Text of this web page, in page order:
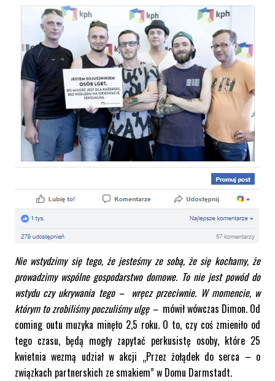
Nie wstydzimy się tego, że jesteśmy ze sobą, że się kochamy, że
prowadzimy wspólne gospodarstwo domowe. To nie jest powód do
wstydu czy ukrywania tego – wręcz przeciwnie. W momencie, w
którym to zrobiliśmy poczuliśmy ulgę – mówił wówczas Dimon. Od
coming outu muzyka minęło 2,5 roku. O to, czy coś zmieniło od
tego czasu, będą mogły zapytać perkusistę osoby, które 25
kwietnia wezmą udział w akcji „Przez żołądek do serca – o
związkach partnerskich ze smakiem” w Domu Darmstadt.